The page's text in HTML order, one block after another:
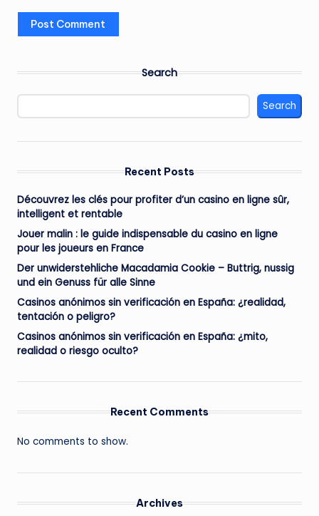
Search
Search
Recent Posts
Découvrez les clés pour profiter d’un casino en ligne sûr,
intelligent et rentable
Jouer malin : le guide indispensable du casino en ligne
pour les joueurs en France
Der unwiderstehliche Macadamia Cookie – Buttrig, nussig
und ein Genuss für alle Sinne
Casinos anónimos sin verificación en España: ¿realidad,
tentación o peligro?
Casinos anónimos sin verificación en España: ¿mito,
realidad o riesgo oculto?
Recent Comments
No comments to show.
Archives